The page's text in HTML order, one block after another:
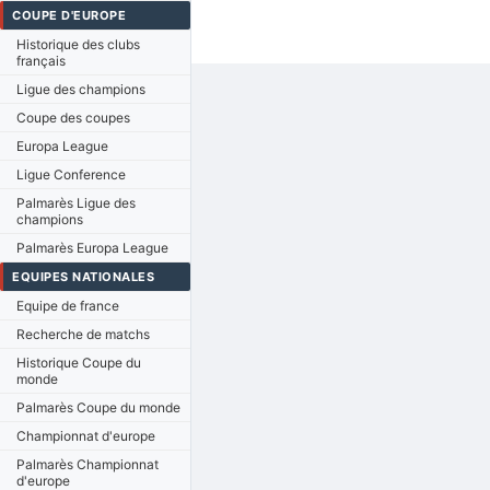
COUPE D'EUROPE
Historique des clubs
français
Ligue des champions
Coupe des coupes
Europa League
Ligue Conference
Palmarès Ligue des
champions
Palmarès Europa League
EQUIPES NATIONALES
Equipe de france
Recherche de matchs
Historique Coupe du
monde
Palmarès Coupe du monde
Championnat d'europe
Palmarès Championnat
d'europe